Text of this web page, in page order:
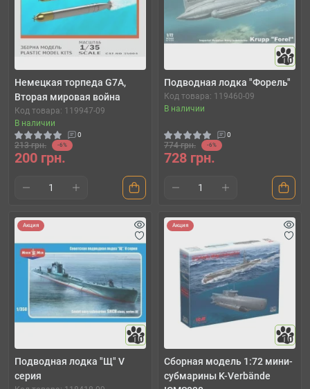
Немецкая торпеда G7A,
Вторая мировая война
Код товара: 119947-09
В наличии
0
213 грн. -6%
200 грн.
10
Подводная лодка "Форель"
Код товара: 119460-09
В наличии
0
774 грн. -6%
728 грн.
Акция
10
Подводная лодка "Щ" V
серия
Акция
10
Сборная модель 1:72 мини-
субмарины K-Verbände